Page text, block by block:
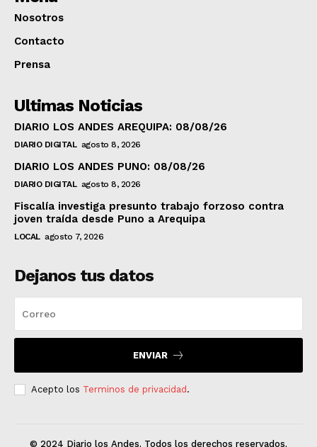
Nosotros
Contacto
Prensa
Ultimas Noticias
DIARIO LOS ANDES AREQUIPA: 08/08/26
DIARIO DIGITAL agosto 8, 2026
DIARIO LOS ANDES PUNO: 08/08/26
DIARIO DIGITAL agosto 8, 2026
Fiscalía investiga presunto trabajo forzoso contra
joven traída desde Puno a Arequipa
LOCAL agosto 7, 2026
Dejanos tus datos
ENVIAR
Acepto los Terminos de privacidad.
© 2024 Diario los Andes. Todos los derechos reservados.